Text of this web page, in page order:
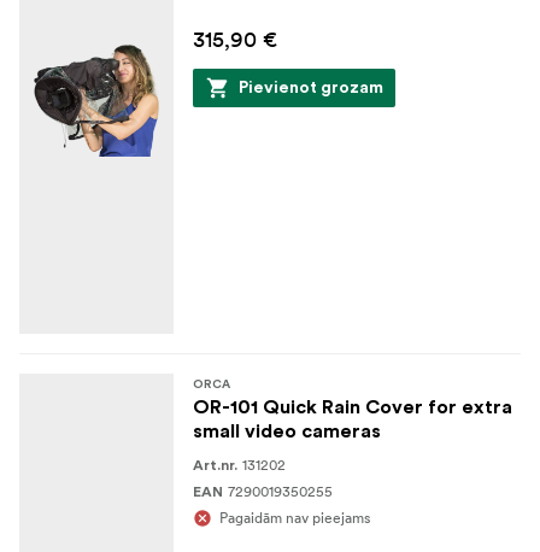
315,90 €
Pievienot grozam
ORCA
OR-101 Quick Rain Cover for extra
small video cameras
Art.nr. 131202
EAN 7290019350255
Pagaidām nav pieejams